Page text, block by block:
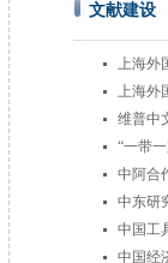
文献建设
上海外
上海外
维普中
“一带
中阿合
中东研
中国工
中国经